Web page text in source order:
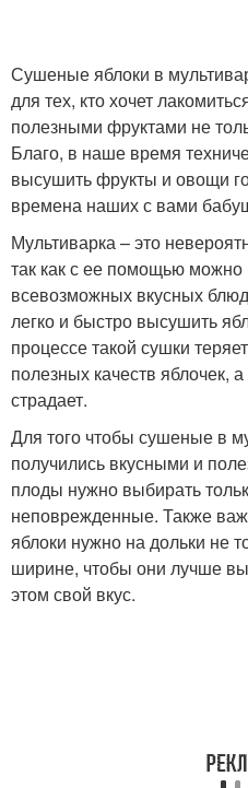
Сушеные яблоки в
для тех, кто хочет
полезными фруктами не
Благо, в наше время
высушить фрукты и овощи
времена наших с вами
Мультиварка – это
так как с ее помощью можно
всевозможных вкусных
легко и быстро высушить
процессе такой сушки
полезных качеств яблочек,
страдает.
Для того чтобы сушеные в
получились вкусными и
плоды нужно выбирать
неповрежденные. Также
яблоки нужно на дольки не
ширине, чтобы они лучше
этом свой вкус.